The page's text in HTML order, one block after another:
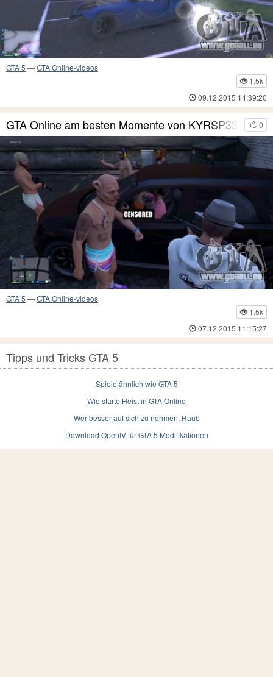
GTA 5 —GTA Online-videos
1.5k
09.12.2015 14:39:20
0
GTA Online am besten Momente von KYRSP33DY
GTA 5 —GTA Online-videos
1.5k
07.12.2015 11:15:27
Tipps und Tricks GTA 5
Spiele ähnlich wie GTA 5
Wie starte Heist in GTA Online
Wer besser auf sich zu nehmen, Raub
Download OpenIV für GTA 5 Modifikationen